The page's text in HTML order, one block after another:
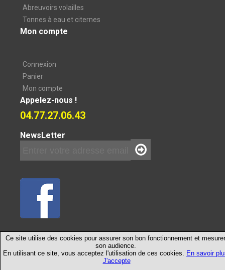
Abreuvoirs volailles
Tonnes à eau et citernes
Mon compte
Connexion
Panier
Mon compte
Appelez-nous !
04.77.27.06.43
NewsLetter